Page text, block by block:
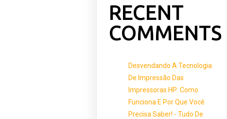
RECENT
COMMENTS
Desvendando A Tecnologia
De Impressão Das
Impressoras HP: Como
Funciona E Por Que Você
Precisa Saber! - Tudo De